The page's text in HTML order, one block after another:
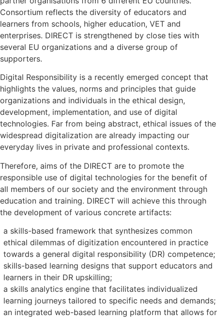
Consortium reflects the diversity of educators and
learners from schools, higher education, VET and
enterprises. DIRECT is strengthened by close ties with
several EU organizations and a diverse group of
supporters.
Digital Responsibility is a recently emerged concept that
highlights the values, norms and principles that guide
organizations and individuals in the ethical design,
development, implementation, and use of digital
technologies. Far from being abstract, ethical issues of the
widespread digitalization are already impacting our
everyday lives in private and professional contexts.
Therefore, aims of the DIRECT are to promote the
responsible use of digital technologies for the benefit of
all members of our society and the environment through
education and training. DIRECT will achieve this through
the development of various concrete artifacts:
a skills-based framework that synthesizes common
ethical dilemmas of digitization encountered in practice
towards a general digital responsibility (DR) competence;
skills-based learning designs that support educators and
learners in their DR upskilling;
a skills analytics engine that facilitates individualized
learning journeys tailored to specific needs and demands;
an integrated web-based learning platform that allows for